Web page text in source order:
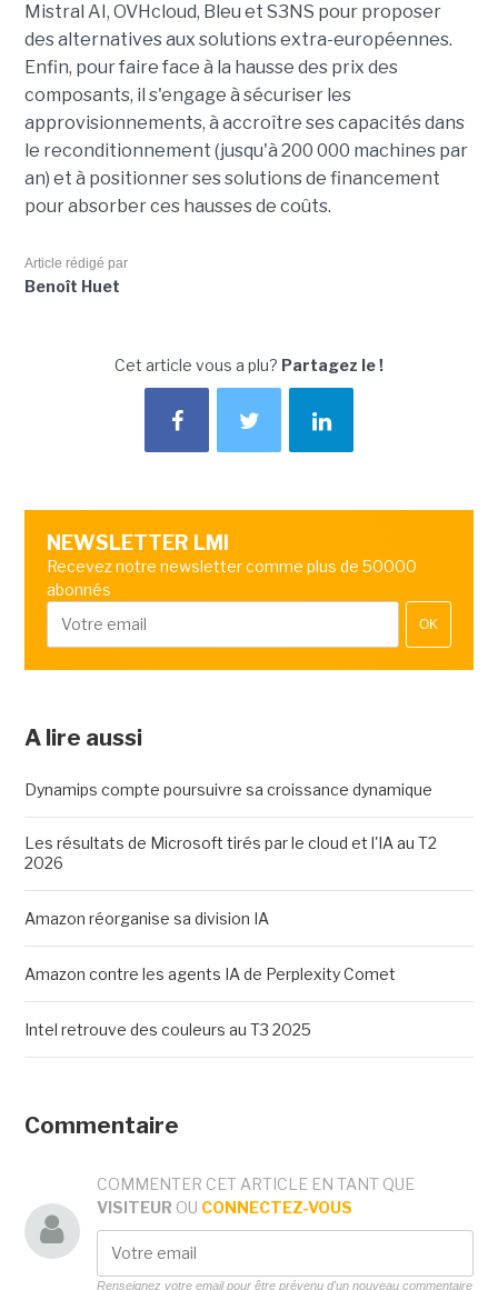
Mistral AI, OVHcloud, Bleu et S3NS pour proposer
des alternatives aux solutions extra-européennes.
Enfin, pour faire face à la hausse des prix des
composants, il s'engage à sécuriser les
approvisionnements, à accroître ses capacités dans
le reconditionnement (jusqu'à 200 000 machines par
an) et à positionner ses solutions de financement
pour absorber ces hausses de coûts.
Article rédigé par
Benoît Huet
Cet article vous a plu? Partagez le !
NEWSLETTER LMI
Recevez notre newsletter comme plus de 50000
abonnés
OK
A lire aussi
Dynamips compte poursuivre sa croissance dynamique
Les résultats de Microsoft tirés par le cloud et l'IA au T2
2026
Amazon réorganise sa division IA
Amazon contre les agents IA de Perplexity Comet
Intel retrouve des couleurs au T3 2025
Commentaire
COMMENTER CET ARTICLE EN TANT QUE
VISITEUR OU CONNECTEZ-VOUS
Renseignez votre email pour être prévenu d'un nouveau commentaire